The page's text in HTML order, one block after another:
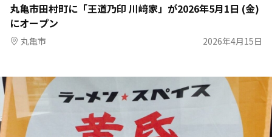
丸亀市田村町に「王道乃印 川﨑家」が2026年5月1日 (金)
にオープン
丸亀市 2026年4月15日